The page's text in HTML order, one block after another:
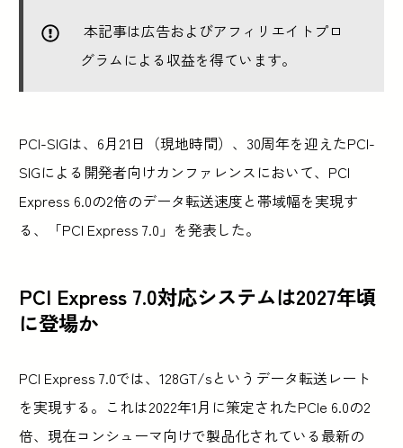
本記事は広告およびアフィリエイトプロ
グラムによる収益を得ています。
PCI-SIGは、6月21日（現地時間）、30周年を迎えたPCI-
SIGによる開発者向けカンファレンスにおいて、PCI
Express 6.0の2倍のデータ転送速度と帯域幅を実現す
る、「PCI Express 7.0」を発表した。
PCI Express 7.0対応システムは2027年頃
に登場か
PCI Express 7.0では、128GT/sというデータ転送レート
を実現する。これは2022年1月に策定されたPCIe 6.0の2
倍、現在コンシューマ向けで製品化されている最新の